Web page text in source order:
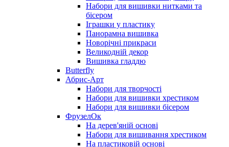
Набори для вишивки нитками та
бісером
Іграшки у пластику
Панорамна вишивка
Новорічні прикраси
Великодній декор
Вишивка гладдю
Butterfly
Абрис-Арт
Набори для творчості
Набори для вишивки хрестиком
Набори для вишивки бісером
ФрузелОк
На дерев'яній основі
Набори для вишивання хрестиком
На пластиковій основі